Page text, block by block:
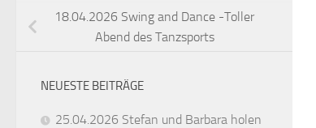
18.04.2026 Swing and Dance -Toller
Abend des Tanzsports
NEUESTE BEITRÄGE
25.04.2026 Stefan und Barbara holen